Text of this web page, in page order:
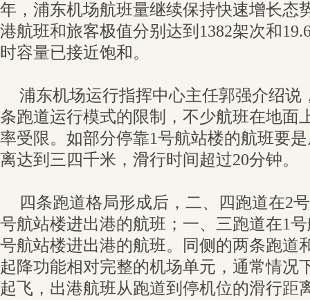
年，浦东机场航班量继续保持快速增长态
港航班和旅客极值分别达到1382架次和
时容量已接近饱和。
浦东机场运行指挥中心主任郭强介绍说
条跑道运行模式的限制，不少航班在地面
率受限。如部分停靠1号航站楼的航班要
离达到三四千米，滑行时间超过20分钟。
四条跑道格局形成后，二、四跑道在2
号航站楼进出港的航班；一、三跑道在1
号航站楼进出港的航班。同侧的两条跑道
起降功能相对完整的机场单元，通常情况
起飞，出港航班从跑道到停机位的滑行距